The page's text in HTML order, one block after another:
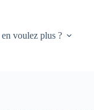
voulez plus ?